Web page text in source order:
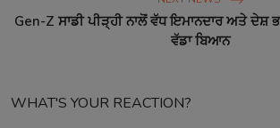
Gen-Z ਸਾਡੀ ਪੀੜ੍ਹੀ ਨਾਲੋਂ ਵੱਧ ਇਮਾਨਦਾਰ ਅਤੇ ਦੇਸ਼
ਵੱਡਾ ਬਿਆਨ
WHAT'S YOUR REACTION?